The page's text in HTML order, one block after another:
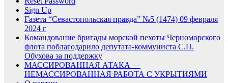
Sign Up
Газета “Севастопольская правда” №5 (1474) 09 февраля
2024 г
Командование бригады морской пехоты Черноморского
флота поблагодарило депутата-коммуниста С.П.
Обухова за поддержку
МАССИРОВАННАЯ АТАКА —
НЕМАССИРОВАННАЯ РАБОТА С УКРЫТИЯМИ